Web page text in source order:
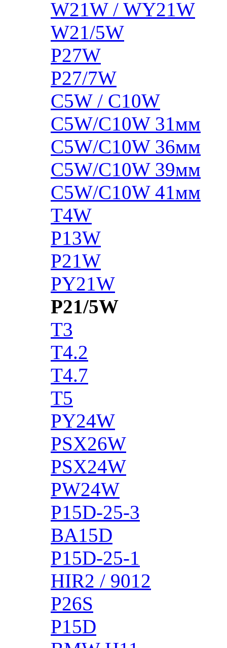
W21W / WY21W
W21/5W
P27W
P27/7W
C5W / C10W
C5W/C10W 31мм
C5W/C10W 36мм
C5W/C10W 39мм
C5W/C10W 41мм
T4W
P13W
P21W
PY21W
P21/5W
T3
T4.2
T4.7
T5
PY24W
PSX26W
PSX24W
PW24W
P15D-25-3
BA15D
P15D-25-1
HIR2 / 9012
P26S
P15D